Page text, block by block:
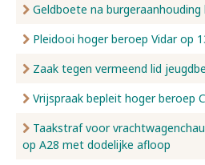
Geldboete na
Pleidooi hoger beroep Vidar op
Zaak tegen vermeend lid
Vrijspraak bepleit hoger beroep
Taakstraf voor
op A28 met dodelijke afloop